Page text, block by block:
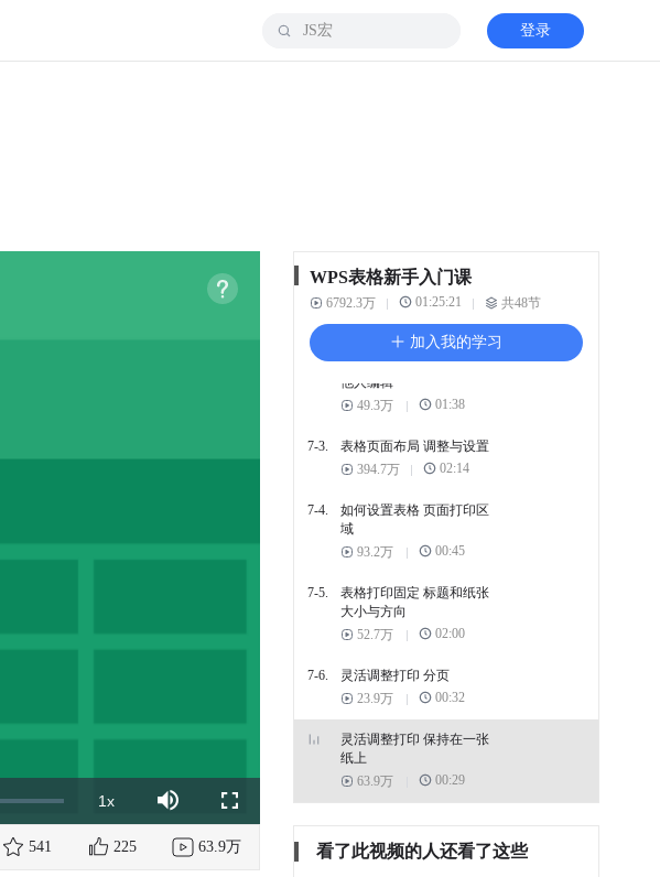
登录
1xPlayback
Rate
Mute Fullscreen
541 225 63.9万
WPS表格新手入门课
6792.3万 01:25:21 共48节
加入我的学习
7-1.
如何使用表格的 锁定单元
格功能
86.7万
01:01
7-2.
工作表被保护时 设置允许
他人编辑
49.3万
01:38
7-3.
表格页面布局 调整与设置
394.7万
02:14
7-4.
如何设置表格 页面打印区
域
93.2万
00:45
7-5.
表格打印固定 标题和纸张
大小与方向
52.7万
02:00
7-6.
灵活调整打印 分页
23.9万
00:32
灵活调整打印 保持在一张
纸上
63.9万
00:29
看了此视频的人还看了这些